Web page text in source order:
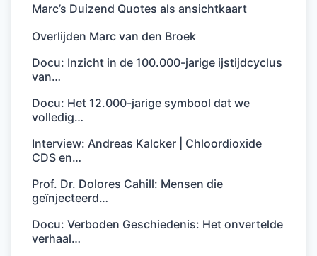
Marc’s Duizend Quotes als ansichtkaart
Overlijden Marc van den Broek
Docu: Inzicht in de 100.000-jarige ijstijdcyclus
van…
Docu: Het 12.000-jarige symbool dat we
volledig…
Interview: Andreas Kalcker | Chloordioxide
CDS en…
Prof. Dr. Dolores Cahill: Mensen die
geïnjecteerd…
Docu: Verboden Geschiedenis: Het onvertelde
verhaal…